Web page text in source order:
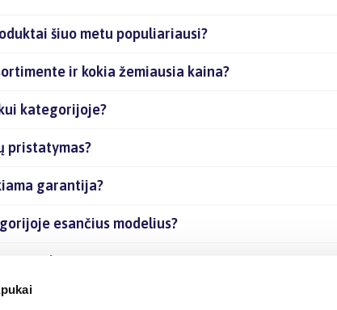
šiuo metu populiariausi?
ir kokia žemiausia kaina?
kategorijoje?
pristatymas?
garantija?
esančius modelius?
prekes internetu?